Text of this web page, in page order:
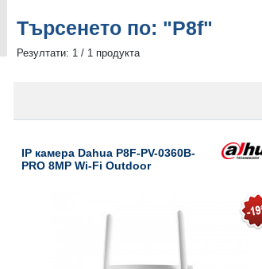
Търсенето по: "P8f"
Резултати: 1 / 1 продукта
IP камера Dahua P8F-PV-0360B-
PRO 8MP Wi-Fi Outdoor